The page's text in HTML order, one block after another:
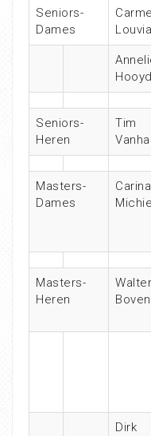
Seniors-
Dames
Seniors-
Heren
Tim
Masters-
Dames
Carina
Masters-
Heren
Boven
Dirk